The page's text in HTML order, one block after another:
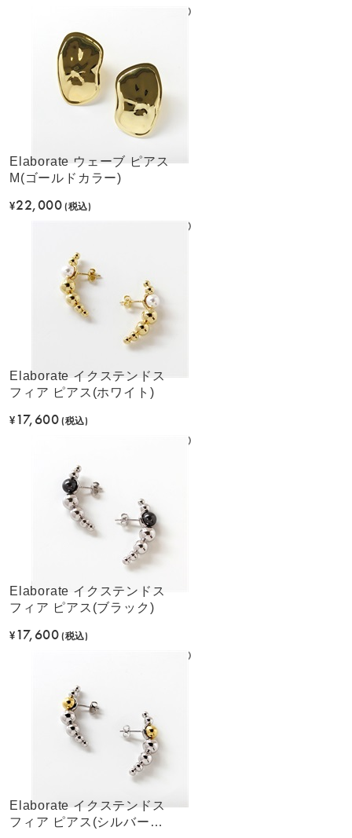
Elaborate ウェーブ ピアス
M(ゴールドカラー)
¥22,000(税込)
Elaborate イクステンドス
フィア ピアス(ホワイト)
¥ 17,600(税込)
Elaborate イクステンドス
フィア ピアス(ブラック)
¥ 17,600(税込)
Elaborate イクステンドス
フィア ピアス(シルバーカ